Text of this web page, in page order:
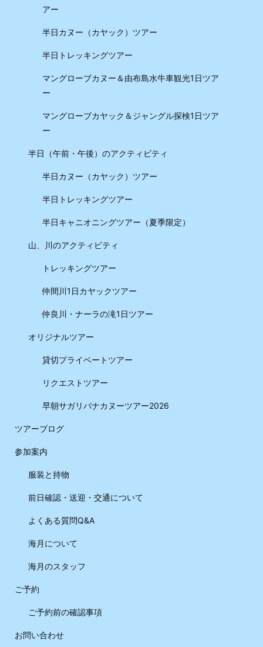
アー
半日カヌー（カヤック）ツアー
半日トレッキングツアー
マングローブカヌー＆由布島水牛車観光1日ツア
ー
マングローブカヤック＆ジャングル探検1日ツア
ー
半日（午前・午後）のアクティビティ
半日カヌー（カヤック）ツアー
半日トレッキングツアー
半日キャニオニングツアー（夏季限定）
山、川のアクティビティ
トレッキングツアー
仲間川1日カヤックツアー
仲良川・ナーラの滝1日ツアー
オリジナルツアー
貸切プライベートツアー
リクエストツアー
早朝サガリバナカヌーツアー2026
ツアーブログ
参加案内
服装と持物
前日確認・送迎・交通について
よくある質問Q&A
海月について
海月のスタッフ
ご予約
ご予約前の確認事項
お問い合わせ